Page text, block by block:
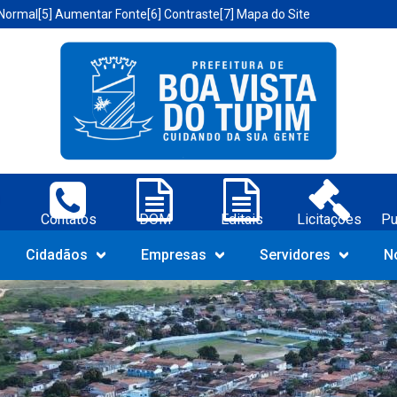
[5] Aumentar Fonte[6] Contraste[7] Mapa do Site
do Tupim-BA;
DOM Editais Licitações Publicações
Navegue pelo portal da
Cidadãos Empresas Servidores
BA